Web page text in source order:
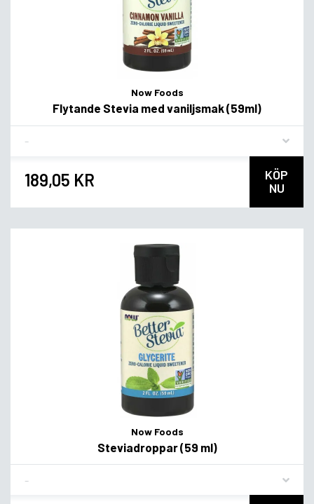
Now Foods
Flytande Stevia med vaniljsmak (59ml)
189,05 KR
KÖP
NU
Now Foods
Steviadroppar (59 ml)